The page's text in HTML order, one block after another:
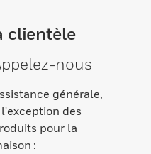
clientèle
nous
générale,
l'exception des
pour la
: